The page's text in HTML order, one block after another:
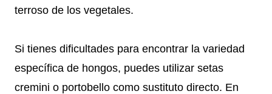
terroso de los vegetales.
Si tienes dificultades para encontrar la variedad
específica de hongos, puedes utilizar setas
cremini o portobello como sustituto directo. En